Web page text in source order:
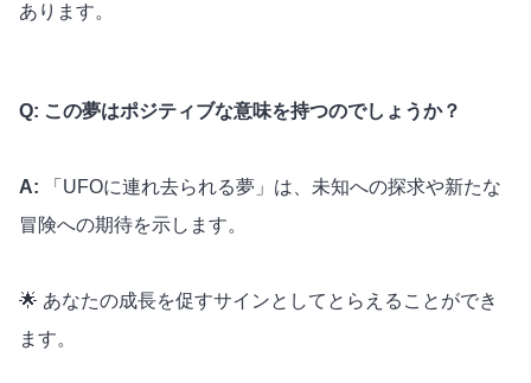
あります。
Q: この夢はポジティブな意味を持つのでしょうか？
A:
「UFOに連れ去られる夢」は、未知への探求や新たな
冒険への期待を示します。
🌟 あなたの成長を促すサインとしてとらえることができ
ます。